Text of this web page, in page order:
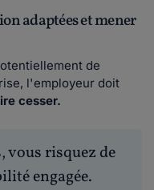
adaptées et mener
de
l'employeur doit
cesser.
vous risquez de
engagée.